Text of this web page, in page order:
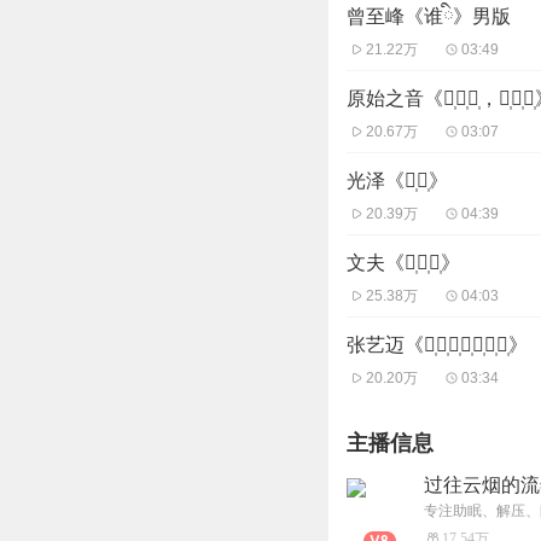
曾至峰《谁ི》男版
21.22万 03:49
原始之音《风᷂经᷂过᷂，昌᷂离᷂
20.67万 03:07
光泽《空᷂心᷂》
20.39万 04:39
文夫《望᷂故᷂乡᷂》
25.38万 04:03
张艺迈《你᷂的᷂爱᷂人᷂不᷂爱᷂你᷂》
20.20万 03:34
主播信息
过往云烟的